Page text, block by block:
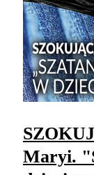
Maryi.